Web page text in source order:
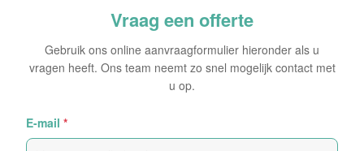
Vraag een offerte
Gebruik ons online aanvraagformulier hieronder als u
vragen heeft. Ons team neemt zo snel mogelijk contact met
u op.
E-mail *